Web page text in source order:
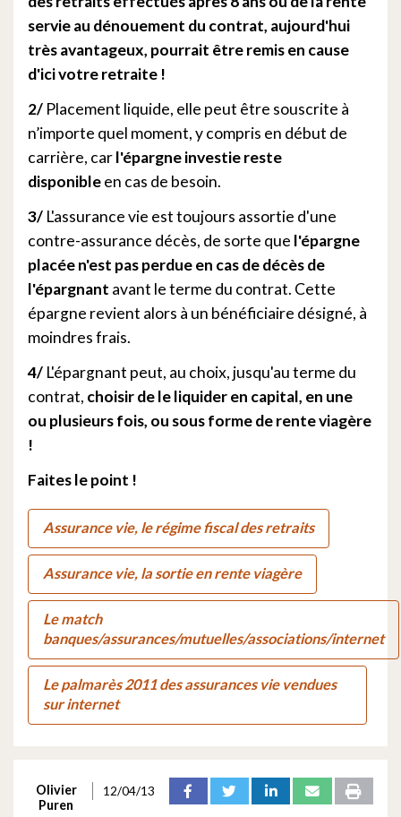
servie au dénouement du contrat, aujourd'hui
très avantageux, pourrait être remis en cause
d'ici votre retraite !
2/ Placement liquide, elle peut être souscrite à
n’importe quel moment, y compris en début de
carrière, carl'épargne investie reste
disponibleen cas de besoin.
3/ L'assurance vie est toujours assortie d'une
contre-assurance décès, de sorte que l'épargne
placée n'est pas perdue en cas de décès de
l'épargnant avant le terme du contrat. Cette
épargne revient alors à un bénéficiaire désigné, à
moindres frais.
4/ L'épargnant peut, au choix, jusqu'au terme du
contrat, choisir de le liquider en capital, en une
ou plusieurs fois, ou sous forme de rente viagère
!
Faites le point !
Assurance vie, le régime fiscal des retraits
Assurance vie, la sortie en rente viagère
Le match
banques/assurances/mutuelles/associations/internet
Le palmarès 2011 des assurances vie vendues
sur internet
Olivier
Puren
12/04/13